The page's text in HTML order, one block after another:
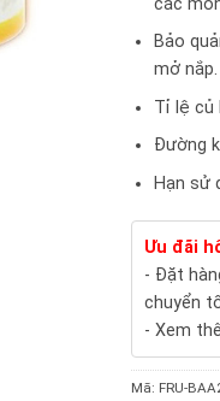
Bảo
mở nắp.
Tỉ lệ củ
Đường
Hạn sử
Ưu đãi
- Đặt
chuyển
- Xem
Mã: FRU-